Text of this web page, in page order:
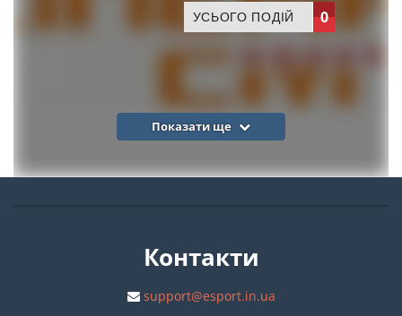
УСЬОГО ПОДІЙ 0
Показати ще
Контакти
support@esport.in.ua